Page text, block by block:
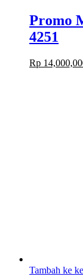
Promo
4251
Rp
Tambah ke